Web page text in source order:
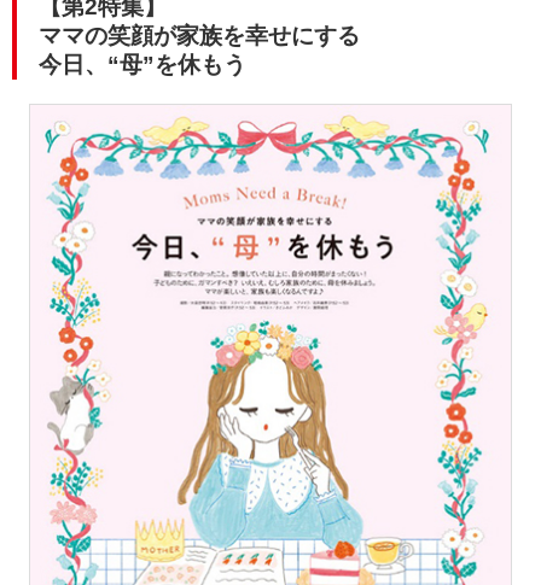
【第2特集】
ママの笑顔が家族を幸せにする
今日、“母”を休もう